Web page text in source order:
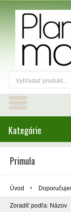
Kategórie
Primula
Úvod
Zoradiť podľa: Názov